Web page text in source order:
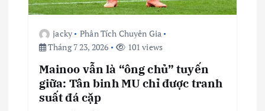
jacky
Phân Tích Chuyên Gia
Tháng 7 23, 2026
101 views
Mainoo vẫn là “ông chủ” tuyến
giữa: Tân binh MU chỉ được tranh
suất đá cặp